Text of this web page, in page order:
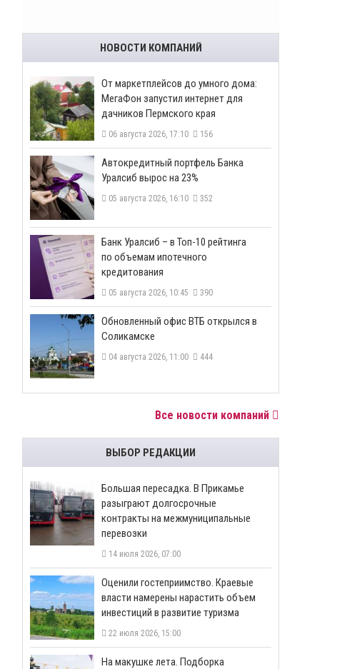
НОВОСТИ КОМПАНИЙ
От маркетплейсов до умного дома:
МегаФон запустил интернет для
дачников Пермского края
06 августа 2026, 17:10 156
​Автокредитный портфель Банка
Уралсиб вырос на 23%
05 августа 2026, 16:10 352
​Банк Уралсиб – в Топ-10 рейтинга
по объемам ипотечного
кредитования
05 августа 2026, 10:45 390
​Обновленный офис ВТБ открылся в
Соликамске
04 августа 2026, 11:00 444
Все новости компаний
ВЫБОР РЕДАКЦИИ
Большая пересадка. В Прикамье
разыграют долгосрочные
контракты на межмуниципальные
перевозки
14 июля 2026, 07:00
Оценили гостеприимство. Краевые
власти намерены нарастить объем
инвестиций в развитие туризма
22 июля 2026, 15:00
На макушке лета. Подборка